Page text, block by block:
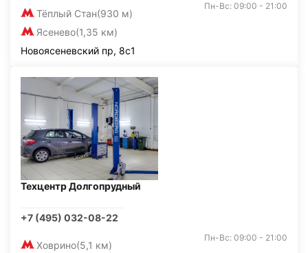
Тёплый Стан(930 м)
Ясенево(1,35 км)
Пн-Вс: 09:00 - 21:00
Новоясеневский пр, 8с1
Техцентр Долгопрудный
+7 (495) 032-08-22
Ховрино(5,1 км)
Пн-Вс: 09:00 - 21:00